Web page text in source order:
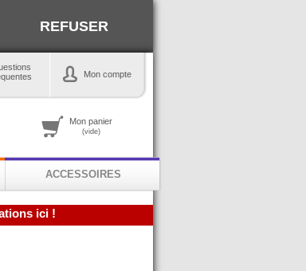
REFUSER
Mon compte
Mon panier
(vide)
ACCESSOIRES
ici !